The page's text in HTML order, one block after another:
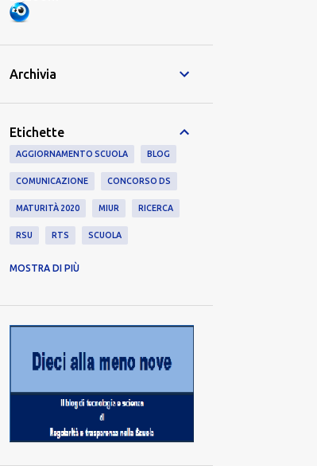
Archivia
Etichette
AGGIORNAMENTO SCUOLA BLOG
COMUNICAZIONE CONCORSO DS
MATURITÀ 2020 MIUR RICERCA
RSU RTS SCUOLA
MOSTRA DI PIÙ